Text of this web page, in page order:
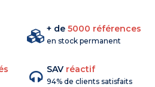
+ de 5000 références
en stock permanent
SAV réactif
94% de clients satisfaits